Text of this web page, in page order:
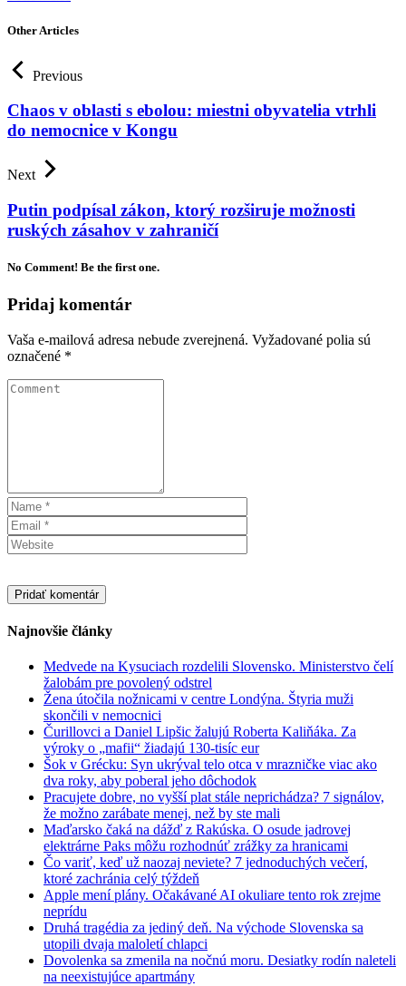
Other Articles
Previous
Chaos v oblasti s ebolou: miestni obyvatelia vtrhli
do nemocnice v Kongu
Next
Putin podpísal zákon, ktorý rozširuje možnosti
ruských zásahov v zahraničí
No Comment! Be the first one.
Pridaj komentár
Vaša e-mailová adresa nebude zverejnená. Vyžadované polia sú
označené *
Najnovšie články
Medvede na Kysuciach rozdelili Slovensko. Ministerstvo čelí
žalobám pre povolený odstrel
Žena útočila nožnicami v centre Londýna. Štyria muži
skončili v nemocnici
Čurillovci a Daniel Lipšic žalujú Roberta Kaliňáka. Za
výroky o „mafii“ žiadajú 130-tisíc eur
Šok v Grécku: Syn ukrýval telo otca v mrazničke viac ako
dva roky, aby poberal jeho dôchodok
Pracujete dobre, no vyšší plat stále neprichádza? 7 signálov,
že možno zarábate menej, než by ste mali
Maďarsko čaká na dážď z Rakúska. O osude jadrovej
elektrárne Paks môžu rozhodnúť zrážky za hranicami
Čo variť, keď už naozaj neviete? 7 jednoduchých večerí,
ktoré zachránia celý týždeň
Apple mení plány. Očakávané AI okuliare tento rok zrejme
neprídu
Druhá tragédia za jediný deň. Na východe Slovenska sa
utopili dvaja maloletí chlapci
Dovolenka sa zmenila na nočnú moru. Desiatky rodín naleteli
na neexistujúce apartmány